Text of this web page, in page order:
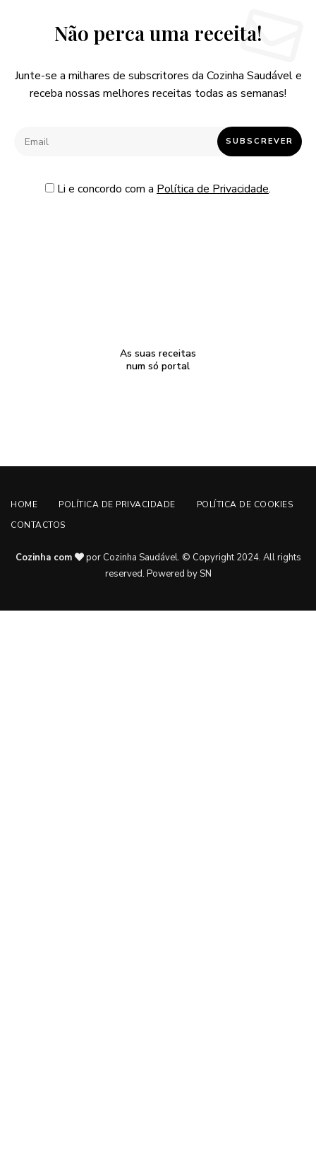
Não perca uma receita!
Junte-se a milhares de subscritores da Cozinha Saudável e
receba nossas melhores receitas todas as semanas!
Li e concordo com a Política de Privacidade.
As suas receitas
num só portal
HOME POLÍTICA DE PRIVACIDADE
POLÍTICA DE COOKIES
CONTACTOS
Cozinha com
por Cozinha Saudável. © Copyright 2024. All rights
reserved. Powered by SN